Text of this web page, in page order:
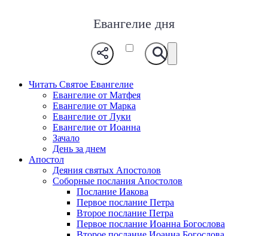
Евангелие дня
Читать Святое Евангелие
Евангелие от Матфея
Евангелие от Марка
Евангелие от Луки
Евангелие от Иоанна
Зачало
День за днем
Апостол
Деяния святых Апостолов
Соборные послания Апостолов
Послание Иакова
Первое послание Петра
Второе послание Петра
Первое послание Иоанна Богослова